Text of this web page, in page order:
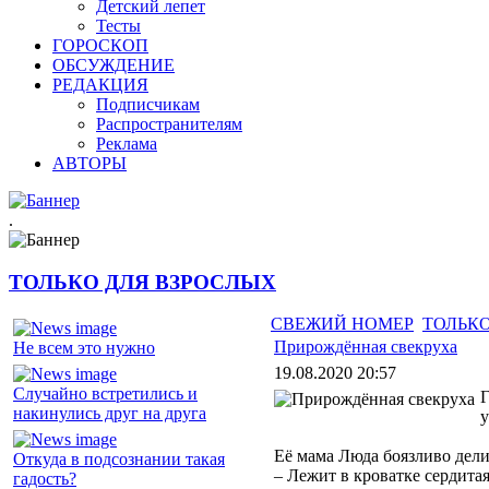
Детский лепет
Тесты
ГОРОСКОП
ОБСУЖДЕНИЕ
РЕДАКЦИЯ
Подписчикам
Распространителям
Реклама
АВТОРЫ
.
ТОЛЬКО ДЛЯ ВЗРОСЛЫХ
Не всем это нужно
Случайно встретились и
накинулись друг на друга
Откуда в подсознании такая
гадость?
СВЕЖИЙ НОМЕР
Прирождённая свекруха
19.08.2020 20:57
Её мама Люда боязливо
– Лежит в кроватке